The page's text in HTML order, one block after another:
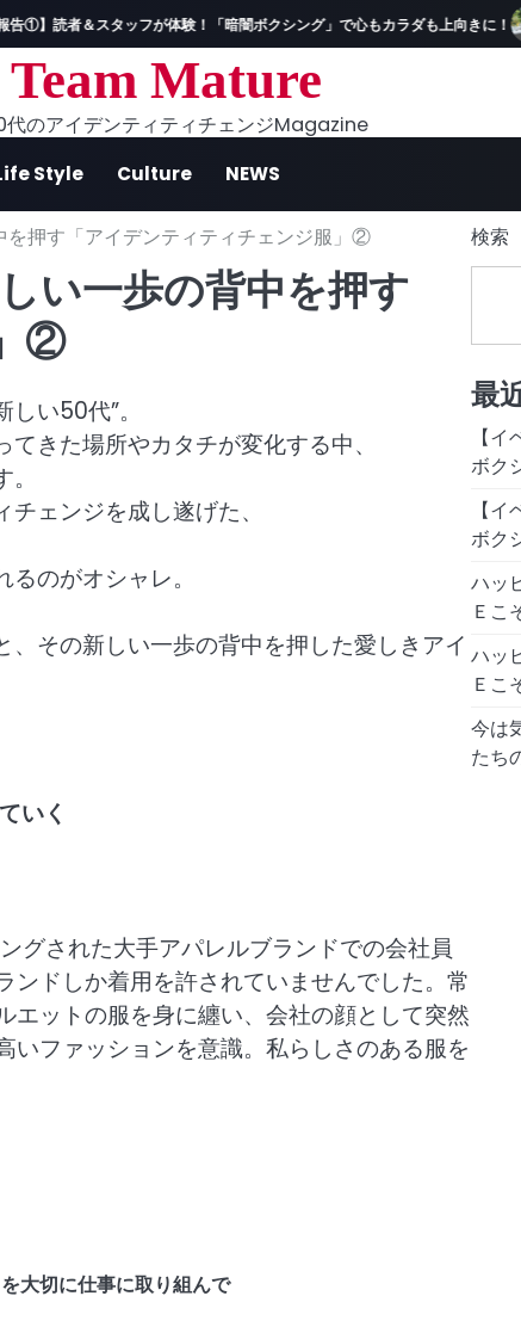
読者＆スタッフが体験！「暗闇ボクシング」で心もカラダも上向きに！
Team Mature
代のアイデンティティチェンジMagazine
Style Culture NEWS
押す「アイデンティティチェンジ服」②
い一歩の背中を押す
②
い50代”。
てきた場所やカタチが変化する中、
ェンジを成し遂げた、
のがオシャレ。
その新しい一歩の背中を押した愛しきアイ
いく
グされた大手アパレルブランドでの会社員
ンドしか着用を許されていませんでした。常
エットの服を身に纏い、会社の顔として突然
いファッションを意識。私らしさのある服を
大切に仕事に取り組んで
検索
最
【
ボク
【
ボク
ハッ
Ｅこ
ハッ
Ｅこ
今は
たち